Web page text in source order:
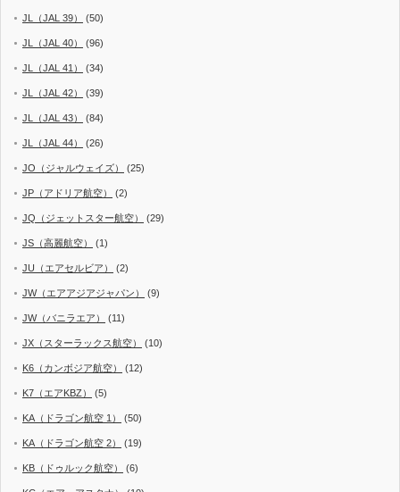
JL（JAL 39） (50)
JL（JAL 40） (96)
JL（JAL 41） (34)
JL（JAL 42） (39)
JL（JAL 43） (84)
JL（JAL 44） (26)
JO（ジャルウェイズ） (25)
JP（アドリア航空） (2)
JQ（ジェットスター航空） (29)
JS（高麗航空） (1)
JU（エアセルビア） (2)
JW（エアアジアジャパン） (9)
JW（バニラエア） (11)
JX（スターラックス航空） (10)
K6（カンボジア航空） (12)
K7（エアKBZ） (5)
KA（ドラゴン航空 1） (50)
KA（ドラゴン航空 2） (19)
KB（ドゥルック航空） (6)